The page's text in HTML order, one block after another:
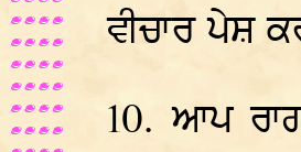
ਵੀਚਾਰ ਪੇਸ਼
10. ਆਪ